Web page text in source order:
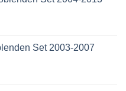
Set 2003-2007